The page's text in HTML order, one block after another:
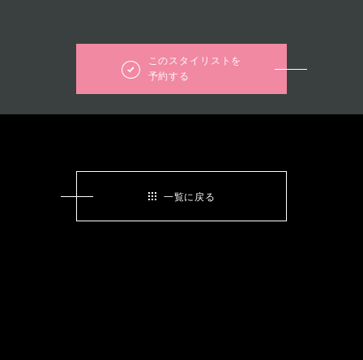
このスタイリストを
予約する
一覧に戻る